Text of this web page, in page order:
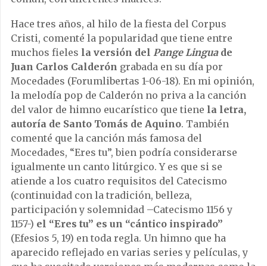
Hace tres años, al hilo de la fiesta del Corpus
Cristi, comenté la popularidad que tiene entre
muchos fieles la versión del Pange Linguade
Juan Carlos Calderón grabada en su día por
Mocedades (Forumlibertas 1-06-18). En mi opinión,
la melodía pop de Calderón no priva a la canción
del valor de himno eucarístico que tiene la letra,
autoría de Santo Tomás de Aquino. También
comenté que la canción más famosa del
Mocedades, “Eres tu”, bien podría considerarse
igualmente un canto litúrgico. Y es que si se
atiende a los cuatro requisitos del Catecismo
(continuidad con la tradición, belleza,
participación y solemnidad –Catecismo 1156 y
1157-) el “Eres tu” es un “cántico inspirado”
(Efesios 5, 19) en toda regla. Un himno que ha
aparecido reflejado en varias series y películas, y